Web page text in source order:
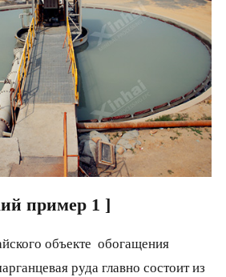
пример 1 ]
объекте обогащения
руда главно состоит из